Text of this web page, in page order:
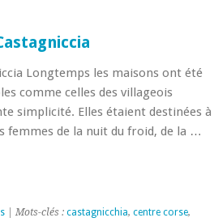
Longtemps les maisons ont été
comme celles des villageois
simplicité. Elles étaient destinées à
femmes de la nuit du froid, de la …
| Mots-clés : castagnicchia, centre corse,